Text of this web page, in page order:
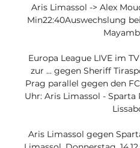
Aris Limassol -> Alex
Min22:40Auswechslung
Europa League LIVE im
zur ... gegen Sheriff
Prag parallel gegen den
Uhr: Aris Limassol - Sparta
Aris Limassol gegen